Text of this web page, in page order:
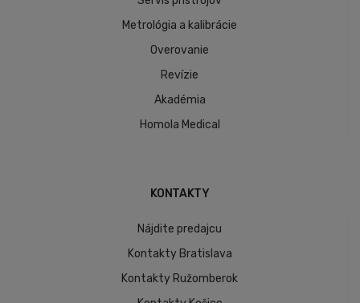
Metrológia a kalibrácie
Overovanie
Revízie
Akadémia
Homola Medical
KONTAKTY
Nájdite predajcu
Kontakty Bratislava
Kontakty Ružomberok